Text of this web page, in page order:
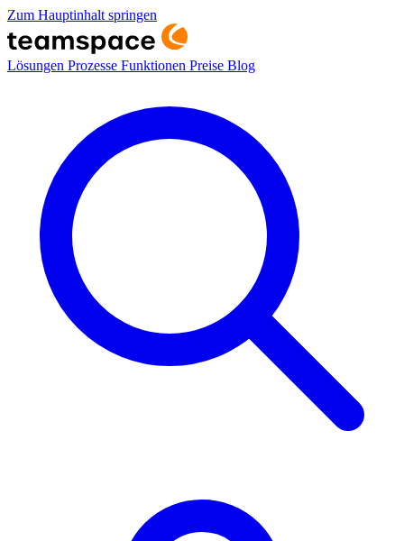
Zum Hauptinhalt springen
Lösungen Prozesse Funktionen Preise Blog